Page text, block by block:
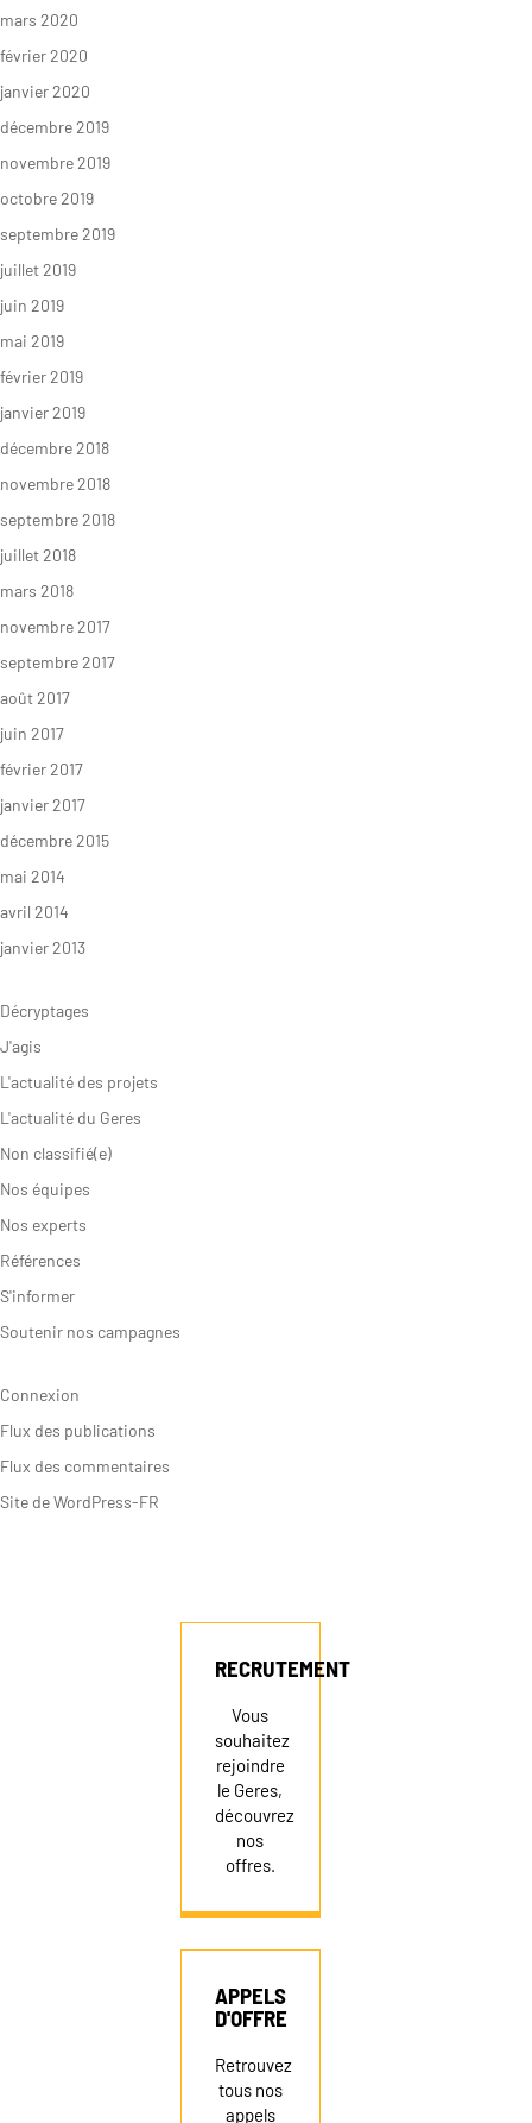
FAIRE UN DON
mars 2020
février 2020
janvier 2020
décembre 2019
novembre 2019
octobre 2019
septembre 2019
juillet 2019
juin 2019
mai 2019
février 2019
janvier 2019
décembre 2018
novembre 2018
septembre 2018
juillet 2018
mars 2018
novembre 2017
septembre 2017
août 2017
juin 2017
février 2017
janvier 2017
décembre 2015
mai 2014
avril 2014
janvier 2013
Décryptages
J'agis
L'actualité des projets
L'actualité du Geres
Non classifié(e)
Nos équipes
Nos experts
Références
S'informer
Soutenir nos campagnes
Connexion
Flux des publications
Flux des commentaires
Site de WordPress-FR
RECRUTEMENT
Vous
souhaitez
rejoindre
le Geres,
découvrez
nos
offres.
APPELS
D'OFFRE
Retrouvez
tous nos
appels